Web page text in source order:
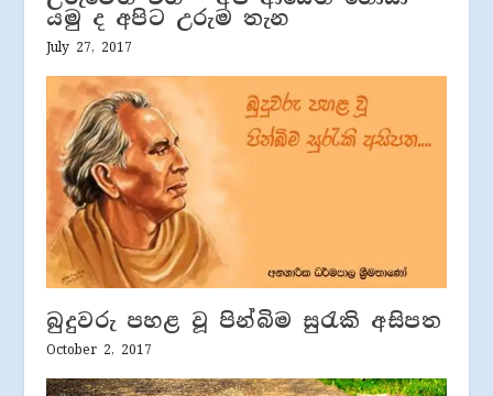
යමු ද අපිට උරුම තැන
July 27, 2017
බුදුවරු පහළ වූ පින්බිම සුරැකි අසිපත
October 2, 2017